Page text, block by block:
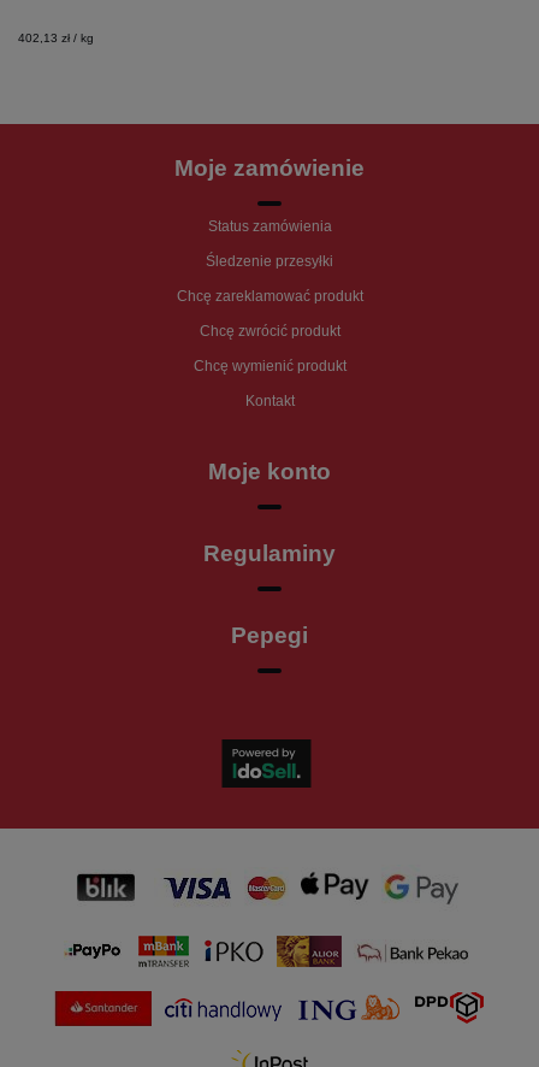
402,13 zł / kg
Moje zamówienie
Status zamówienia
Śledzenie przesyłki
Chcę zareklamować produkt
Chcę zwrócić produkt
Chcę wymienić produkt
Kontakt
Moje konto
Regulaminy
Pepegi